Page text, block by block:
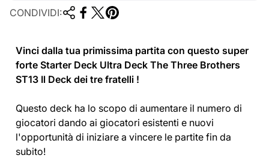
CONDIVIDI:
Vinci dalla tua primissima partita con questo super
forte Starter Deck Ultra Deck The Three Brothers
ST13 Il Deck dei tre fratelli !
Questo deck ha lo scopo di aumentare il numero di
giocatori dando ai giocatori esistenti e nuovi
l'opportunità di iniziare a vincere le partite fin da
subito!